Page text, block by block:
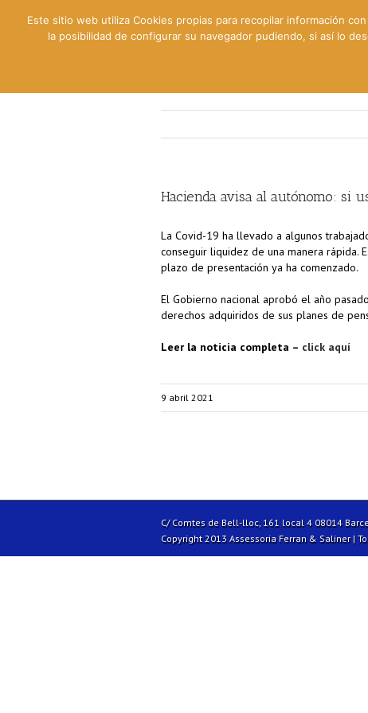
Hacienda avisa al autónomo: si
La Covid-19 ha llevado a algunos
conseguir liquidez de una manera rápida.
plazo de presentación ya ha comenzado.
El Gobierno nacional aprobó el año
derechos adquiridos de sus planes de
Leer la noticia completa – click aquí
9 abril 2021
C/ Comtes de Bell-lloc, 161 local 4 08014
Copyright 2013 Assessoria Ferran & Saliner |
Este sitio web utiliza Cookies propias para recopilar información
la posibilidad de configurar su navegador pudiendo, si así lo